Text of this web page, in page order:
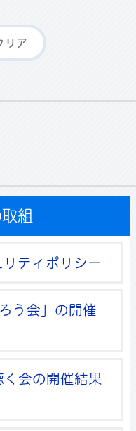
組
ティポリシー
う会」の開催
会の開催結果